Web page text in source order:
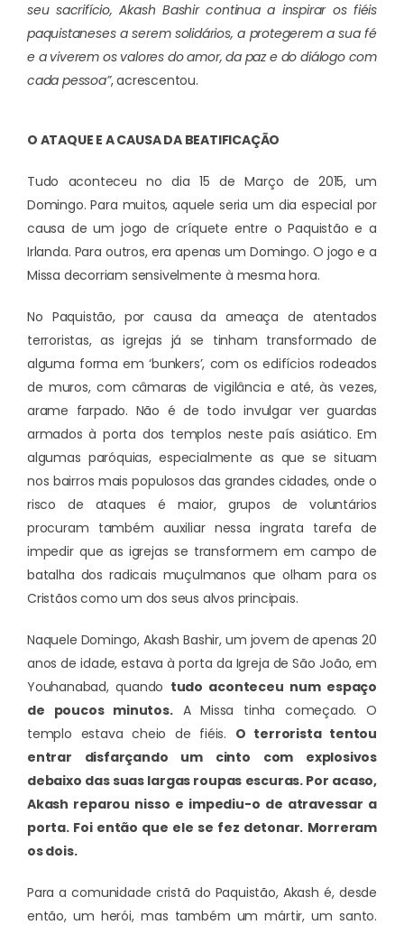
seu sacrifício, Akash Bashir continua a inspirar os fiéis
paquistaneses a serem solidários, a protegerem a sua fé
e a viverem os valores do amor, da paz e do diálogo com
cada pessoa”, acrescentou.
O ATAQUE E A CAUSA DA BEATIFICAÇÃO
Tudo aconteceu no dia 15 de Março de 2015, um
Domingo. Para muitos, aquele seria um dia especial por
causa de um jogo de críquete entre o Paquistão e a
Irlanda. Para outros, era apenas um Domingo. O jogo e a
Missa decorriam sensivelmente à mesma hora.
No Paquistão, por causa da ameaça de atentados
terroristas, as igrejas já se tinham transformado de
alguma forma em ‘bunkers’, com os edifícios rodeados
de muros, com câmaras de vigilância e até, às vezes,
arame farpado. Não é de todo invulgar ver guardas
armados à porta dos templos neste país asiático. Em
algumas paróquias, especialmente as que se situam
nos bairros mais populosos das grandes cidades, onde o
risco de ataques é maior, grupos de voluntários
procuram também auxiliar nessa ingrata tarefa de
impedir que as igrejas se transformem em campo de
batalha dos radicais muçulmanos que olham para os
Cristãos como um dos seus alvos principais.
Naquele Domingo, Akash Bashir, um jovem de apenas 20
anos de idade,estava à porta da Igreja de São João, em
Youhanabad, quando tudo aconteceu num espaço
de poucos minutos.A Missa tinha começado. O
templo estava cheio de fiéis. O terrorista tentou
entrar disfarçando um cinto com explosivos
debaixo das suas largas roupas escuras. Por acaso,
Akash reparou nisso e impediu-o de atravessar a
porta. Foi então que ele se fez detonar. Morreram
os dois.
Para a comunidade cristã do Paquistão, Akash é, desde
então, um herói, mas também um mártir, um santo.